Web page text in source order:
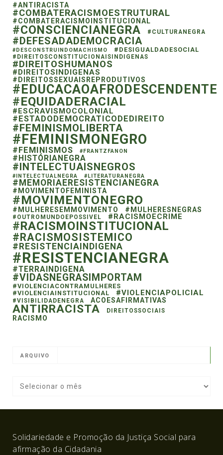
#ANTIRACISTA
#COMBATERACISMOESTRUTURAL
#COMBATERACISMOINSTITUCIONAL
#CONSCIENCIANEGRA #CULTURANEGRA
#DEFESADADEMOCRACIA
#DESCONSTRUINDOMACHISMO #DESIGUALDADESOCIAL
#DIREITOSCONSTITUCIONAISINDIGENAS
#DIREITOSHUMANOS
#DIREITOSINDIGENAS
#DIREITOSSEXUAISREPRODUTIVOS
#EDUCACAOAFRODESCENDENTE
#EQUIDADERACIAL
#ESCRAVISMOCOLONIAL
#ESTADODEMOCRATICODEDIREITO
#FEMINISMOLIBERTA
#FEMINISMONEGRO
#FEMINISMOS #FRANTZFANON
#HISTÓRIANEGRA
#INTELECTUAISNEGROS
#INTELECTUALNEGRA #LITERATURANEGRA
#MEMORIAERESISTENCIANEGRA
#MOVIMENTOFEMINISTA
#MOVIMENTONEGRO
#MULHERESEMMOVIMENTO #MULHERESNEGRAS
#OUTROMUNDOEPOSSIVEL #RACISMOECRIME
#RACISMOINSTITUCIONAL
#RACISMOSISTEMICO
#RESISTENCIAINDIGENA
#RESISTENCIANEGRA
#TERRAINDIGENA
#VIDASNEGRASIMPORTAM
#VIOLENCIACONTRAMULHERES
#VIOLENCIAINSTITUCIONAL
#VIOLENCIAPOLICIAL
#VISIBILIDADENEGRA ACOESAFIRMATIVAS
ANTIRRACISTA DIREITOSSOCIAIS
RACISMO
ARQUIVO
Solidariedade e Promoção da Justiça Social para
afirmação da Cidadania